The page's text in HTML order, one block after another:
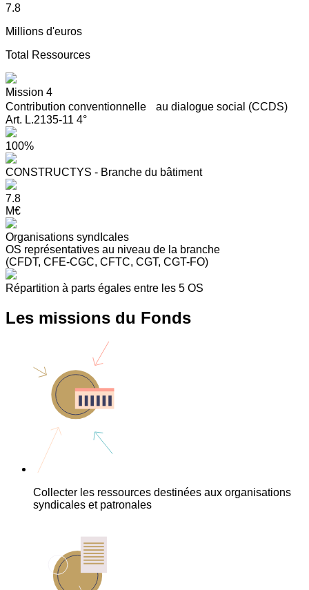
7.8
Millions d'euros
Total Ressources
Mission 4
Contribution conventionnelle au dialogue social (CCDS)
Art. L.2135-11 4°
100%
CONSTRUCTYS - Branche du bâtiment
7.8
M€
Organisations syndIcales
OS représentatives au niveau de la branche
(CFDT, CFE-CGC, CFTC, CGT, CGT-FO)
Répartition à parts égales entre les 5 OS
Les missions du Fonds
Collecter les ressources destinées aux organisations
syndicales et patronales